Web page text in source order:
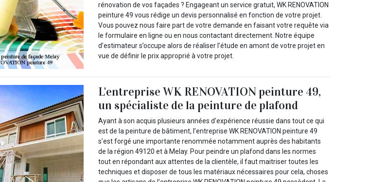
rénovation de vos façades ? Engageant un service gratuit, WK RENOVATION
peinture 49 vous rédige un devis personnalisé en fonction de votre projet.
Vous pouvez nous faire part de votre demande en faisant votre requête via
le formulaire en ligne ou en nous contactant directement. Notre équipe
d’estimateur s’occupe alors de réaliser l’étude en amont de votre projet en
vue de définir le prix approprié à votre projet.
L'entreprise WK RENOVATION peinture 49,
un spécialiste de la peinture de plafond
Ayant à son acquis plusieurs années d'expérience réussie dans tout ce qui
est de la peinture de bâtiment, l’entreprise WK RENOVATION peinture 49
s'est forgé une importante renommée notamment auprès des habitants
de la région 49120 et à Melay. Pour peindre un plafond dans les normes
tout en répondant aux attentes de la clientèle, il faut maitriser toutes les
techniques et disposer de tous les matériaux nécessaires pour cela, choses